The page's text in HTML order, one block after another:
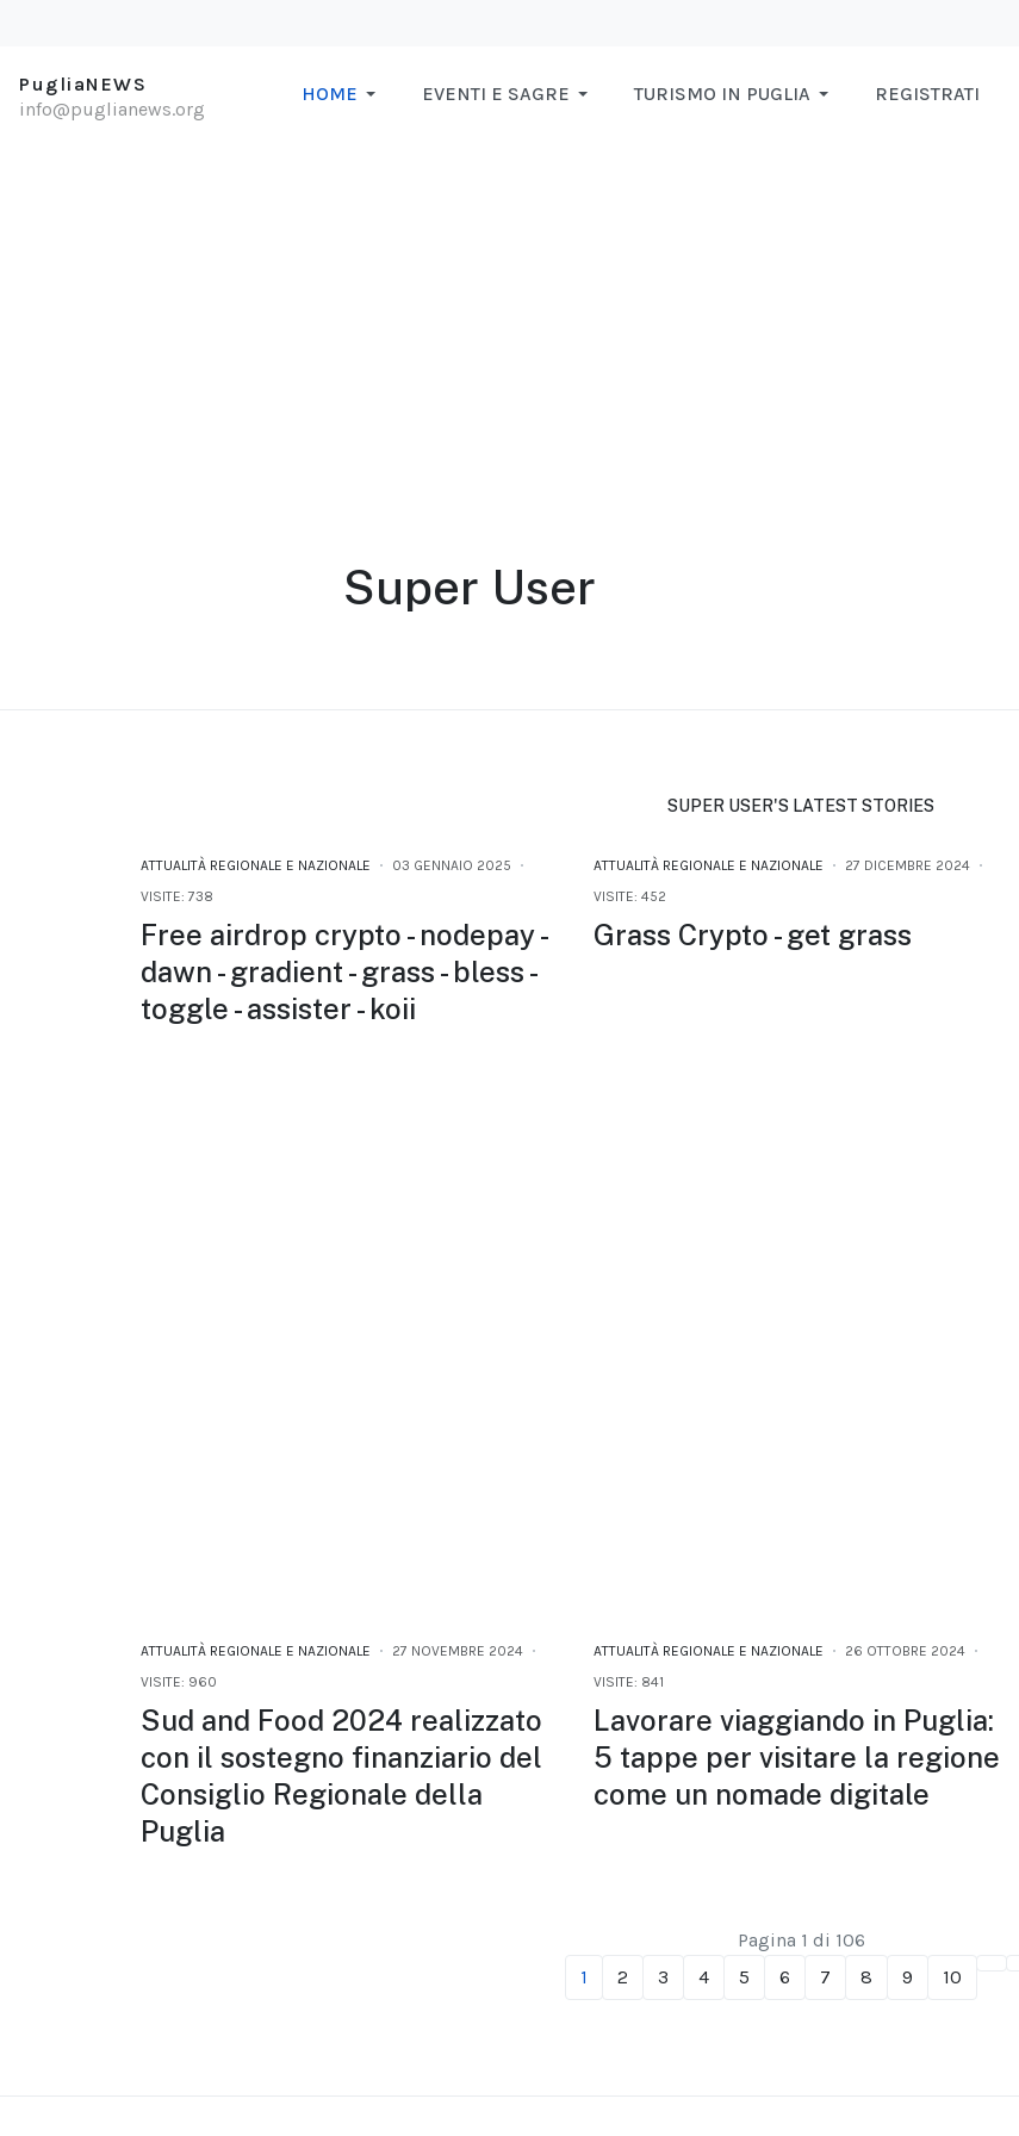
PugliaNEWS
info@puglianews.org
HOME EVENTI E SAGRE TURISMO IN PUGLIA REGISTRATI
Super User
SUPER USER'S LATEST STORIES
ATTUALITÀ REGIONALE E NAZIONALE
03 GENNAIO 2025
VISITE: 738
Free airdrop crypto - nodepay -
dawn - gradient - grass - bless -
toggle - assister - koii
ATTUALITÀ REGIONALE E NAZIONALE
27 DICEMBRE 2024
VISITE: 452
Grass Crypto - get grass
ATTUALITÀ REGIONALE E NAZIONALE
27 NOVEMBRE 2024
VISITE: 960
Sud and Food 2024 realizzato
con il sostegno finanziario del
Consiglio Regionale della
Puglia
ATTUALITÀ REGIONALE E NAZIONALE
26 OTTOBRE 2024
VISITE: 841
Lavorare viaggiando in Puglia:
5 tappe per visitare la regione
come un nomade digitale
1 2 3 4 5 6 7 8 9 10
Pagina 1 di 106